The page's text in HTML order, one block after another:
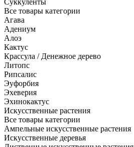
Суккуленты
Все товары категории
Агава
Адениум
Алоэ
Кактус
Крассула / Денежное дерево
Литопс
Рипсалис
Эуфорбия
Эхеверия
Эхинокактус
Искусственные растения
Все товары категории
Ампельные искусственные растения
Искусственные деревья